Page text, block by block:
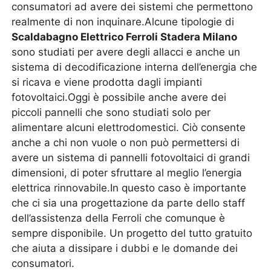
consumatori ad avere dei sistemi che permettono
realmente di non inquinare.Alcune tipologie di
Scaldabagno Elettrico Ferroli Stadera Milano
sono studiati per avere degli allacci e anche un
sistema di decodificazione interna dell’energia che
si ricava e viene prodotta dagli impianti
fotovoltaici.Oggi è possibile anche avere dei
piccoli pannelli che sono studiati solo per
alimentare alcuni elettrodomestici. Ciò consente
anche a chi non vuole o non può permettersi di
avere un sistema di pannelli fotovoltaici di grandi
dimensioni, di poter sfruttare al meglio l’energia
elettrica rinnovabile.In questo caso è importante
che ci sia una progettazione da parte dello staff
dell’assistenza della Ferroli che comunque è
sempre disponibile. Un progetto del tutto gratuito
che aiuta a dissipare i dubbi e le domande dei
consumatori.